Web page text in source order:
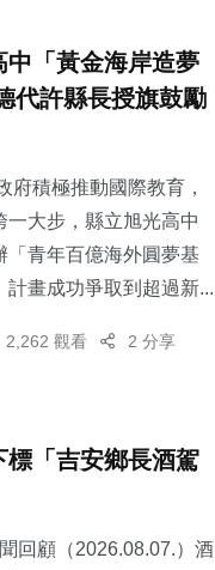
「黃金海岸造夢
代許縣長授旗鼓勵
府積極推動國際教育，
大步，縣立旭光高中
「青年百億海外圓夢基
畫成功爭取到超過新...
2,262 觀看 2 分享
「吉安鄉長酒駕
回顧（2026.08.07.）酒